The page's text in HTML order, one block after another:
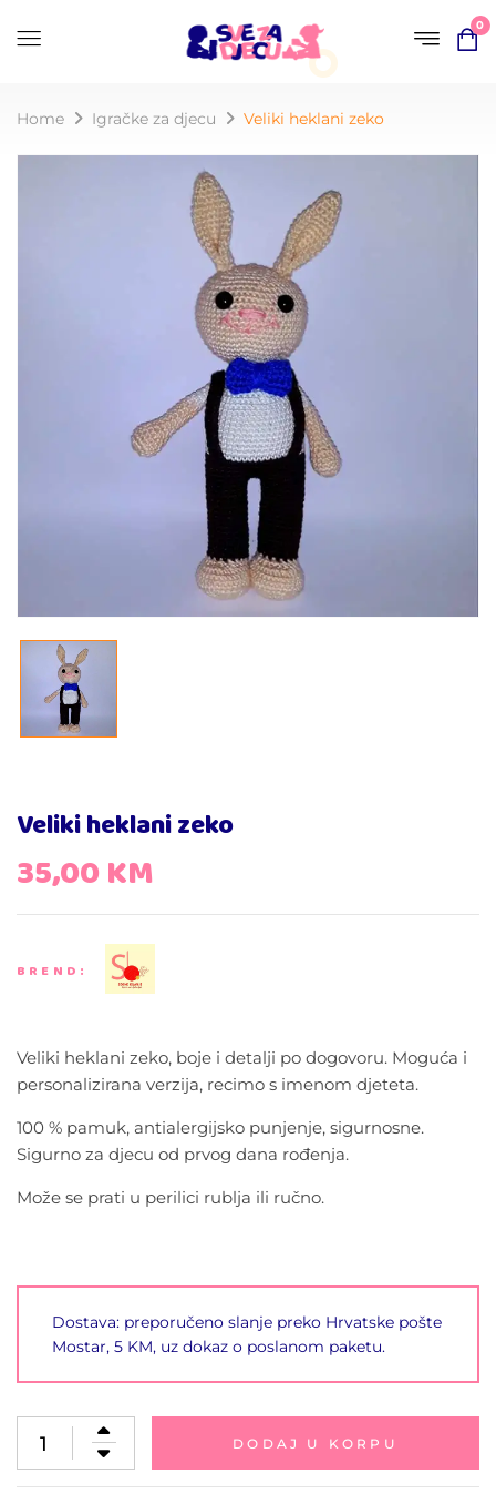
0
Home Igračke za djecu Veliki heklani zeko
Veliki heklani zeko
35,00KM
BREND:
Veliki heklani zeko, boje i detalji po dogovoru. Moguća i
personalizirana verzija, recimo s imenom djeteta.
100 % pamuk, antialergijsko punjenje, sigurnosne.
Sigurno za djecu od prvog dana rođenja.
Može se prati u perilici rublja ili ručno.
Dostava: preporučeno slanje preko Hrvatske pošte
Mostar, 5 KM, uz dokaz o poslanom paketu.
DODAJ U KORPU